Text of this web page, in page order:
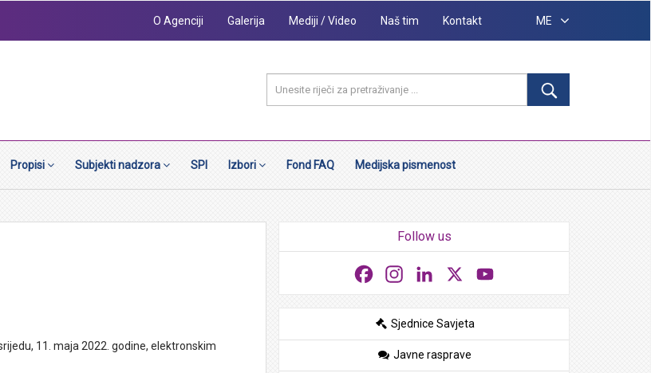
O Agenciji Galerija Mediji / Video Naš tim Kontakt ME
Propisi Subjekti nadzora SPI Izbori Fond FAQ Medijska pismenost
11. maja 2022. godine, elektronskim
Follow us
FacebookInstagramLinkedIn
Sjednice Savjeta
Javne rasprave